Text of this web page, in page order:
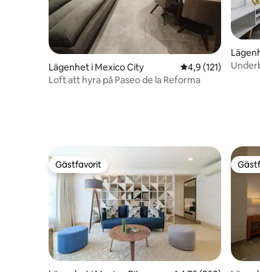
Lägenhet i Mexico City 4,9 av 5 i
4,9 (121)
Loft att hyra på Paseo de la Reforma
Gästfavorit
Gästfavorit